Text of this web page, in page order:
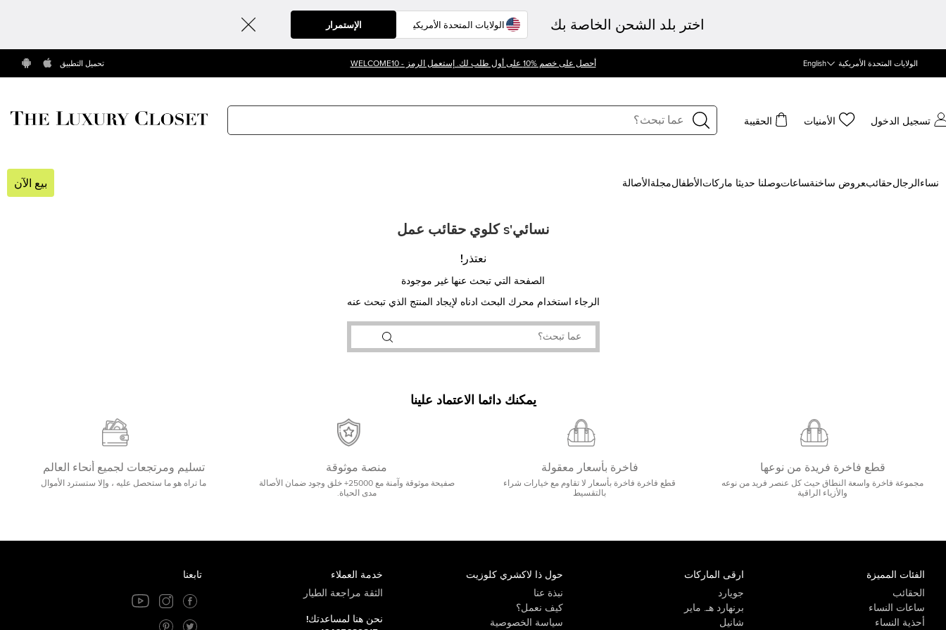
اختر بلد الشحن الخاصة بك الإستمرار
الولايات المتحدة الأمريكية English أحصل على خصم %10 على أول طلب لك. إستعمل الرمز - WELCOME10 تحميل التطبيق
تسجيل الدخول الأمنيات الحقيبة
نساء الرجالحقائب‍عروض ساخنة‍ساعات‍وصلنا حديثا ‍ ماركات الأطفالمجلة الأصالة بيع الآن
نسائي's كلوي حقائب عمل
نعتذر!
الصفحة التي تبحث عنها غير موجودة
الرجاء استخدام محرك البحث ادناه لإيجاد المنتج الذي تبحث عنه
يمكنك دائما الاعتماد علينا
قطع فاخرة فريدة من نوعها
مجموعة فاخرة واسعة النطاق حيث كل عنصر فريد من نوعه
والأزياء الراقية
فاخرة بأسعار معقولة
قطع فاخرة فاخرة بأسعار لا تقاوم مع خيارات شراء
بالتقسيط
منصة موثوقة
صفيحة موثوقة وآمنة مع 25000+ خلق وجود ضمان الأصالة
مدى الحياة.
تسليم ومرتجعات لجميع أنحاء العالم
ما تراه هو ما ستحصل عليه ، وإلا ستسترد الأموال
الفئات المميزة
الحقائب
ساعات النساء
أحذية النساء
ارقى الماركات
جويارد
برنهارد هـ. ماير
شانيل
حول ذا لاكشري كلوزيت
نبذة عنا
كيف نعمل؟
سياسة الخصوصية
خدمة العملاء
الثقة مراجعة الطيار
نحن هنا لمساعدتك!
تابعنا